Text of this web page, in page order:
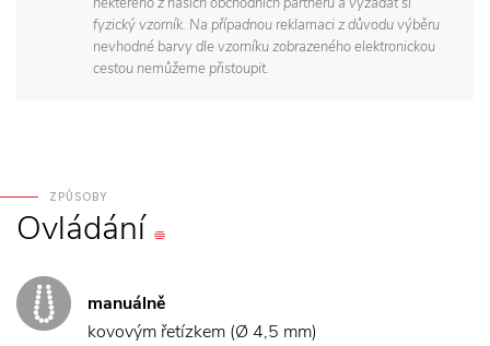
fyzický vzorník. Na případnou reklamaci z důvodu výběru
nevhodné barvy dle vzorníku zobrazeného elektronickou
cestou nemůžeme přistoupit.
ZPŮSOBY
Ovládání
manuálně
kovovým řetízkem (Ø 4,5 mm)